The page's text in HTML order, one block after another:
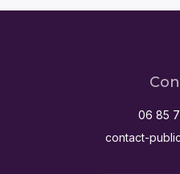
06 85
contact-